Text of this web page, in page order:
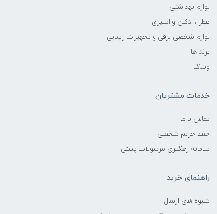
لوازم بهداشتی
عطر ، ادکلن و اسپری
لوازم شخصی برقی و تجهیزات زیبایی
برند ها
وبلاگ
خدمات مشتریان
تماس با ما
حفظ حریم شخصی
سامانه رهگیری مرسولات پستی
راهنمای خرید
شیوه های ارسال